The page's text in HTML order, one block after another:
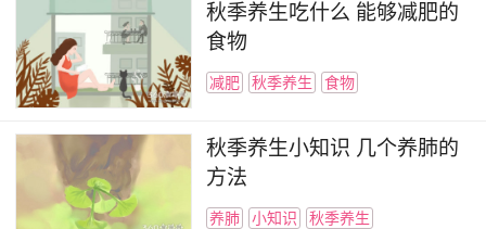
秋季养生吃什么 能够减肥的
食物
减肥 秋季养生 食物
秋季养生小知识 几个养肺的
方法
养肺 小知识 秋季养生